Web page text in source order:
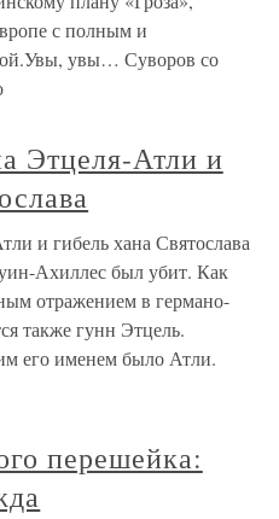
с полным и
увы… Суворов со
Этцеля-Атли и
и гибель хана Святослава
Ахиллес был убит. Как
отражением в германо-
также гунн Этцель.
его именем было Атли.
перешейка: